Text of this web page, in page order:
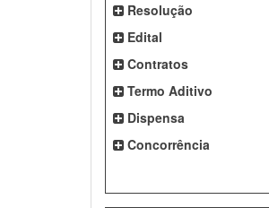
Resolução
Edital
Contratos
Termo Aditivo
Dispensa
Concorrência